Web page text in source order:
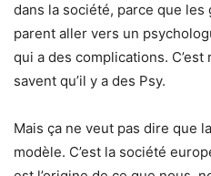
dans la société, parce que les
parent aller vers un
qui a des complications.
savent qu’il y a des Psy.
Mais ça ne veut pas dire que
modèle. C’est la société